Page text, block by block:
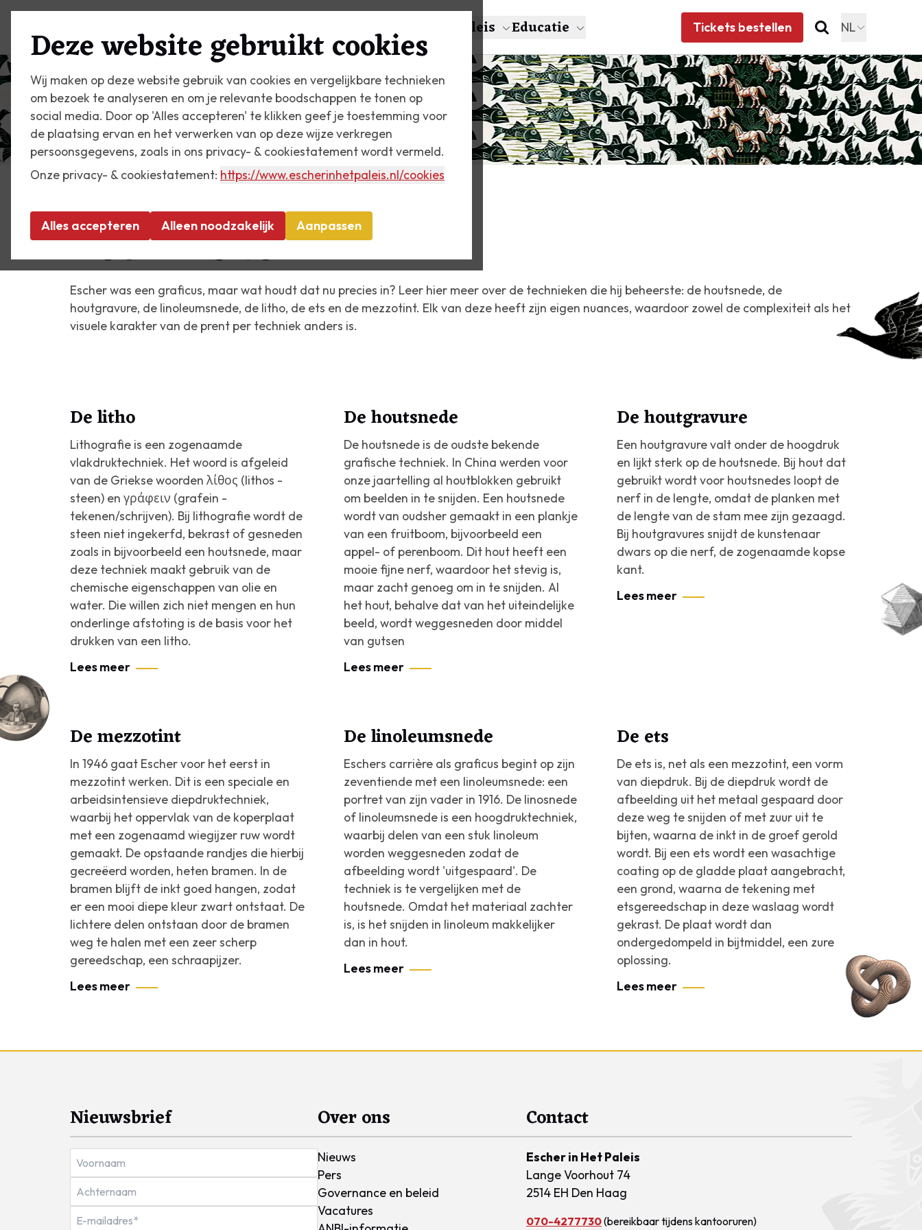
Deze website gebruikt cookies
Wij maken op deze website gebruik van cookies en vergelijkbare technieken
om bezoek te analyseren en om je relevante boodschappen te tonen op
social media. Door op 'Alles accepteren' te klikken geef je toestemming voor
de plaatsing ervan en het verwerken van op deze wijze verkregen
persoonsgegevens, zoals in ons privacy- & cookiestatement wordt vermeld.
Onze privacy- & cookiestatement: https://www.escherinhetpaleis.nl/cookies
Alles accepteren Alleen noodzakelijk Aanpassen
Plan je bezoek Zien & doen Over Escher Het Paleis Educatie Tickets bestellen NL
Technieken
Escher was een graficus, maar wat houdt dat nu precies in? Leer hier meer over de technieken die hij beheerste: de houtsnede, de
houtgravure, de linoleumsnede, de litho, de ets en de mezzotint. Elk van deze heeft zijn eigen nuances, waardoor zowel de complexiteit als het
visuele karakter van de prent per techniek anders is.
De litho
Lithografie is een zogenaamde
vlakdruktechniek. Het woord is afgeleid
van de Griekse woorden λίθος (lithos -
steen) en γράφειν (grafein -
tekenen/schrijven). Bij lithografie wordt de
steen niet ingekerfd, bekrast of gesneden
zoals in bijvoorbeeld een houtsnede, maar
deze techniek maakt gebruik van de
chemische eigenschappen van olie en
water. Die willen zich niet mengen en hun
onderlinge afstoting is de basis voor het
drukken van een litho.
Lees meer
De houtsnede
De houtsnede is de oudste bekende
grafische techniek. In China werden voor
onze jaartelling al houtblokken gebruikt
om beelden in te snijden. Een houtsnede
wordt van oudsher gemaakt in een plankje
van een fruitboom, bijvoorbeeld een
appel- of perenboom. Dit hout heeft een
mooie fijne nerf, waardoor het stevig is,
maar zacht genoeg om in te snijden. Al
het hout, behalve dat van het uiteindelijke
beeld, wordt weggesneden door middel
van gutsen
Lees meer
De houtgravure
Een houtgravure valt onder de hoogdruk
en lijkt sterk op de houtsnede. Bij hout dat
gebruikt wordt voor houtsnedes loopt de
nerf in de lengte, omdat de planken met
de lengte van de stam mee zijn gezaagd.
Bij houtgravures snijdt de kunstenaar
dwars op die nerf, de zogenaamde kopse
kant.
Lees meer
De mezzotint
In 1946 gaat Escher voor het eerst in
mezzotint werken. Dit is een speciale en
arbeidsintensieve diepdruktechniek,
waarbij het oppervlak van de koperplaat
met een zogenaamd wiegijzer ruw wordt
gemaakt. De opstaande randjes die hierbij
gecreëerd worden, heten bramen. In de
bramen blijft de inkt goed hangen, zodat
er een mooi diepe kleur zwart ontstaat. De
lichtere delen ontstaan door de bramen
weg te halen met een zeer scherp
gereedschap, een schraapijzer.
Lees meer
De linoleumsnede
Eschers carrière als graficus begint op zijn
zeventiende met een linoleumsnede: een
portret van zijn vader in 1916. De linosnede
of linoleumsnede is een hoogdruktechniek,
waarbij delen van een stuk linoleum
worden weggesneden zodat de
afbeelding wordt 'uitgespaard'. De
techniek is te vergelijken met de
houtsnede. Omdat het materiaal zachter
is, is het snijden in linoleum makkelijker
dan in hout.
Lees meer
De ets
De ets is, net als een mezzotint, een vorm
van diepdruk. Bij de diepdruk wordt de
afbeelding uit het metaal gespaard door
deze weg te snijden of met zuur uit te
bijten, waarna de inkt in de groef gerold
wordt. Bij een ets wordt een wasachtige
coating op de gladde plaat aangebracht,
een grond, waarna de tekening met
etsgereedschap in deze waslaag wordt
gekrast. De plaat wordt dan
ondergedompeld in bijtmiddel, een zure
oplossing.
Lees meer
Nieuwsbrief Over ons
Nieuws
Pers
Governance en beleid
Vacatures
Contact
Escher in Het Paleis
Lange Voorhout 74
2514 EH Den Haag
070-4277730(bereikbaar tijdens kantooruren)